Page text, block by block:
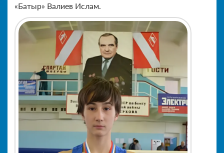
«Батыр» Валиев Ислам.